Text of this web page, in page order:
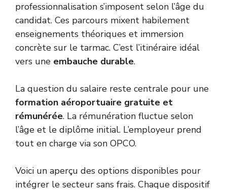
professionnalisation s’imposent selon l’âge du
candidat. Ces parcours mixent habilement
enseignements théoriques et immersion
concrète sur le tarmac. C’est l’itinéraire idéal
vers une embauche durable.
La question du salaire reste centrale pour une
formation aéroportuaire gratuite et
rémunérée. La rémunération fluctue selon
l’âge et le diplôme initial. L’employeur prend
tout en charge via son OPCO.
Voici un aperçu des options disponibles pour
intégrer le secteur sans frais. Chaque dispositif